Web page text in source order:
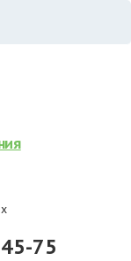
75